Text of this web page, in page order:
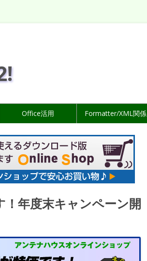
Office活用 Formatter/XML関係
年度末キャンペーン開